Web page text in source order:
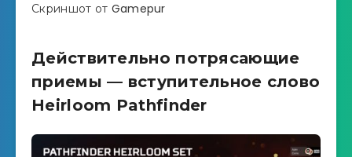
Скриншот от Gamepur
Действительно потрясающие
приемы — вступительное слово
Heirloom Pathfinder